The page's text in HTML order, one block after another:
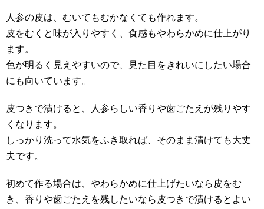
人参の皮は、むいてもむかなくても作れます。
皮をむくと味が入りやすく、食感もやわらかめに仕上がり
ます。
色が明るく見えやすいので、見た目をきれいにしたい場合
にも向いています。
皮つきで漬けると、人参らしい香りや歯ごたえが残りやす
くなります。
しっかり洗って水気をふき取れば、そのまま漬けても大丈
夫です。
初めて作る場合は、やわらかめに仕上げたいなら皮をむ
き、香りや歯ごたえを残したいなら皮つきで漬けるとよい